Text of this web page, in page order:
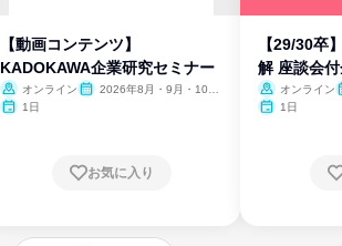
【動画コンテンツ】
KADOKAWA企業研究セミナー
オンライン
2026年8月・9月・10
1日
お気に入り
【29/30卒
解 座談会
オンライン
1日